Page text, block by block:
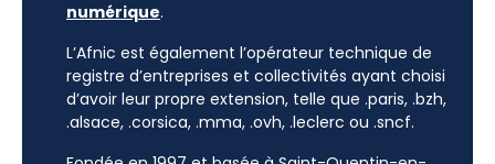
numérique.
L’Afnic est également l’opérateur technique de
registre d’entreprises et collectivités ayant choisi
d’avoir leur propre extension, telle que .paris, .bzh,
.alsace, .corsica, .mma, .ovh, .leclerc ou .sncf.